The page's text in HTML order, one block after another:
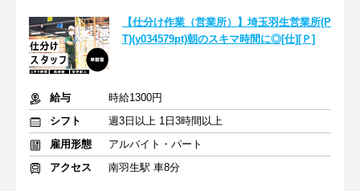
【仕分け作業（営業所）】埼玉羽生営業所(P
T)(y034579pt)朝のスキマ時間に◎[仕][Ｐ]
給与
時給1300円
シフト
週3日以上 1日3時間以上
雇用形態
アルバイト・パート
アクセス
南羽生駅 車8分